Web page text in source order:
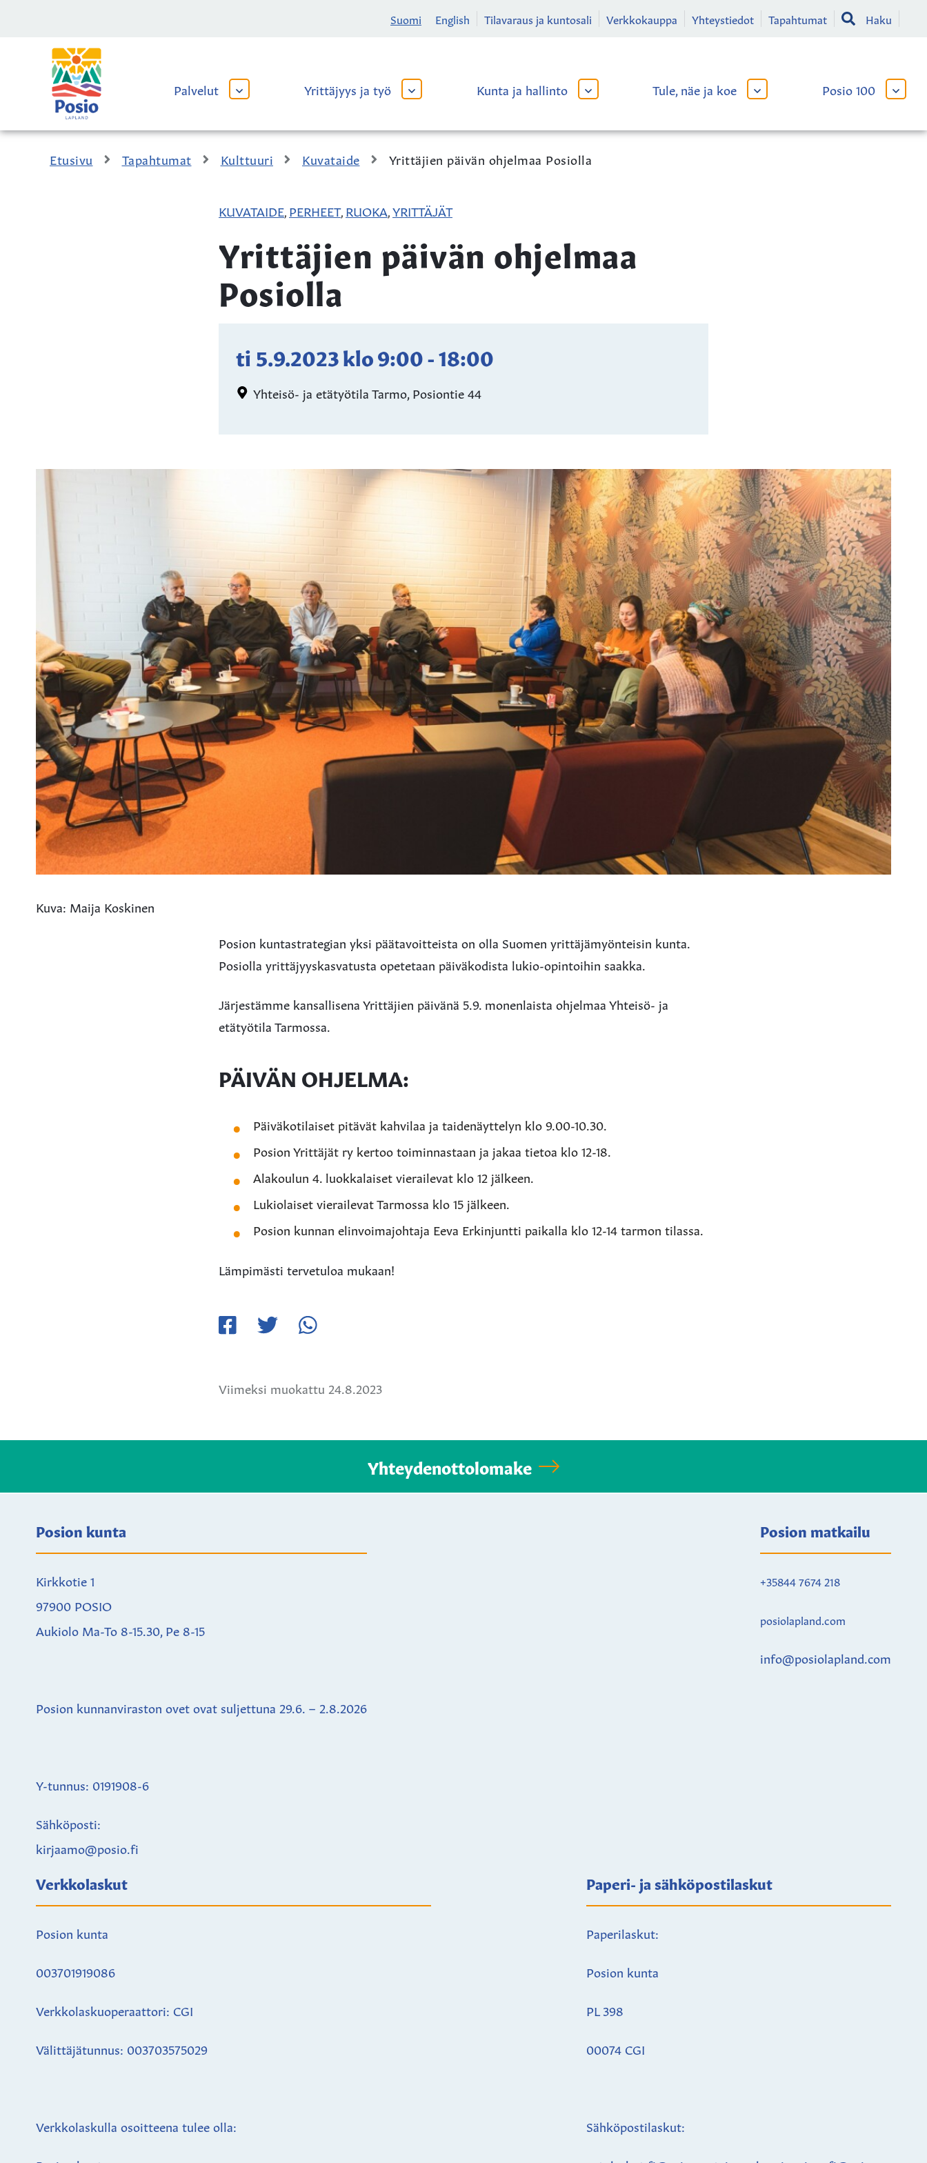
Suomi English Tilavaraus ja kuntosali Verkkokauppa Yhteystiedot Tapahtumat Haku
Kaupungin
logo
Palvelut
AVAA
ALAVALIKKO
Yrittäjyys ja työ
AVAA
ALAVALIKKO
Kunta ja hallinto
AVAA
ALAVALIKKO
Tule, näe ja koe
AVAA
ALAVALIKKO
Posio 100
AVAA
Etusivu Tapahtumat Kulttuuri Kuvataide Yrittäjien päivän ohjelmaa Posiolla
KUVATAIDE PERHEET, RUOKA YRITTÄJÄT
Yrittäjien päivän ohjelmaa
Posiolla
ti 5.9.2023klo9:00-18:00
Yhteisö- ja etätyötila Tarmo, Posiontie 44
Kuva: Maija Koskinen
Posion kuntastrategian yksi päätavoitteista on olla Suomen yrittäjämyönteisin kunta.
Posiolla yrittäjyyskasvatusta opetetaan päiväkodista lukio-opintoihin saakka.
Järjestämme kansallisena Yrittäjien päivänä 5.9. monenlaista ohjelmaa Yhteisö- ja
etätyötila Tarmossa.
PÄIVÄN OHJELMA:
Päiväkotilaiset pitävät kahvilaa ja taidenäyttelyn klo 9.00-10.30.
Posion Yrittäjät ry kertoo toiminnastaan ja jakaa tietoa klo 12-18.
Alakoulun 4. luokkalaiset vierailevat klo 12 jälkeen.
Lukiolaiset vierailevat Tarmossa klo 15 jälkeen.
Posion kunnan elinvoimajohtaja Eeva Erkinjuntti paikalla klo 12-14 tarmon tilassa.
Lämpimästi tervetuloa mukaan!
Viimeksi muokattu 24.8.2023
Yhteydenottolomake
Posion kunta
Kirkkotie 1
97900 POSIO
Aukiolo Ma-To 8-15.30, Pe 8-15
Posion kunnanviraston ovet ovat suljettuna 29.6. – 2.8.2026
Y-tunnus: 0191908-6
Sähköposti:
kirjaamo@posio.fi
Posion matkailu
+35844 7674 218
posiolapland.com
info@posiolapland.com
Verkkolaskut
Posion kunta
003701919086
Verkkolaskuoperaattori: CGI
Välittäjätunnus: 003703575029
Verkkolaskulla osoitteena tulee olla:
Paperi- ja sähköpostilaskut
Paperilaskut:
Posion kunta
PL 398
00074 CGI
Sähköpostilaskut: